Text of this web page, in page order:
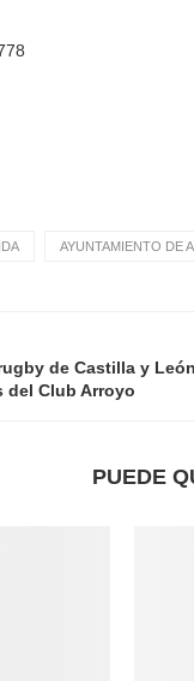
AYUNTAMIENTO DE
de Castilla y
del Club Arroyo
PUEDE